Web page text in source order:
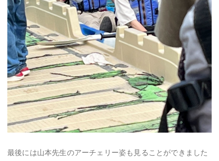
最後には山本先生のアーチェリー姿も見ることができました